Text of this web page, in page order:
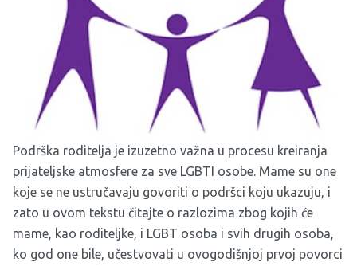
Podrška roditelja je izuzetno važna u procesu kreiranja
prijateljske atmosfere za sve LGBTI osobe. Mame su one
koje se ne ustručavaju govoriti o podršci koju ukazuju, i
zato u ovom tekstu čitajte o razlozima zbog kojih će
mame, kao roditeljke, i LGBT osoba i svih drugih osoba,
ko god one bile, učestvovati u ovogodišnjoj prvoj povorci